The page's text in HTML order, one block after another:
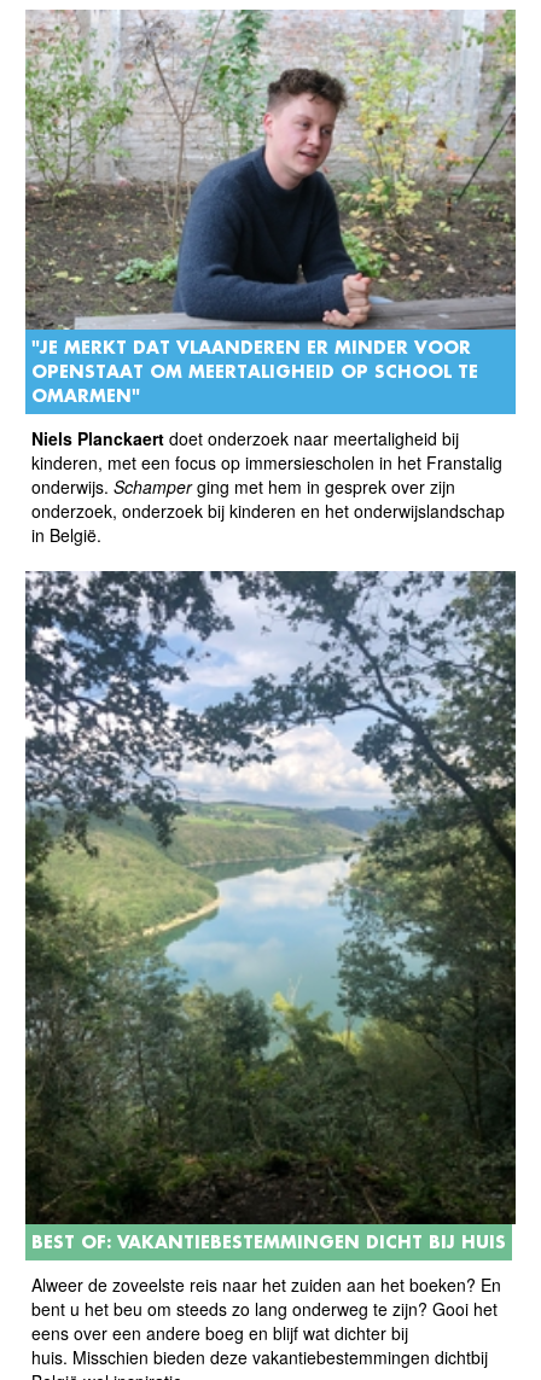
"JE MERKT DAT VLAANDEREN ER MINDER VOOR
OPENSTAAT OM MEERTALIGHEID OP SCHOOL TE
OMARMEN"
Niels Planckaert doet onderzoek naar meertaligheid bij
kinderen, met een focus op immersiescholen in het Franstalig
onderwijs. Schamperging met hem in gesprek over zijn
onderzoek, onderzoek bij kinderen en het onderwijslandschap
in België.
BEST OF: VAKANTIEBESTEMMINGEN DICHT BIJ HUIS
Alweer de zoveelste reis naar het zuiden aan het boeken? En
bent u het beu om steeds zo lang onderweg te zijn? Gooi het
eens over een andere boeg en blijf wat dichter bij
huis. Misschien bieden deze vakantiebestemmingen dichtbij